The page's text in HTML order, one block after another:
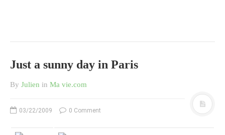
Just a sunny day in Paris
By Julien in Ma vie.com
03/22/2009 0 Comment